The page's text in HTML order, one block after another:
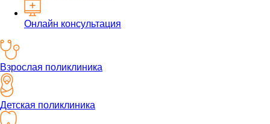
Онлайн консультация
Взрослая поликлиника
Детская поликлиника